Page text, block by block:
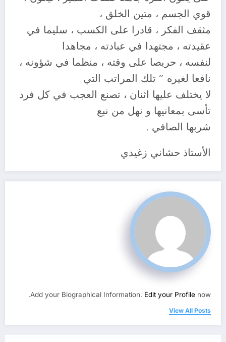
قوي الجسم ، متين الخلق ،
مثقف الفكر ، قادرا على الكسب ، سليما في
عقيدته ، مجتهدا في عبادته ، مجاهدا
لنفسه ، حريصا على وقته ، منظما في شؤونه ،
نافعا لغيره ” تلك المراتب التي
لا يختلف عليها اثنان ، تصنع العجب في كل فرد
تأسى بمعانيها و نهل من نبع
شربها الصافي .
الأستاذ حشاني زغيدي
Add your Biographical Information. Edit your Profile now.
View All Posts